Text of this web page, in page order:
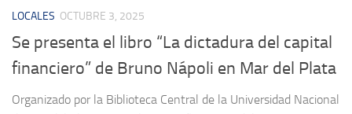
LOCALES OCTUBRE 3, 2025
Se presenta el libro “La dictadura del capital
financiero” de Bruno Nápoli en Mar del Plata
Organizado por la Biblioteca Central de la Universidad Nacional